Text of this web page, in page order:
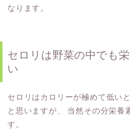
なります。
セロリは野菜の中でも
い
セロリはカロリーが極めて低い
と思いますが、
当然その分栄養
す。